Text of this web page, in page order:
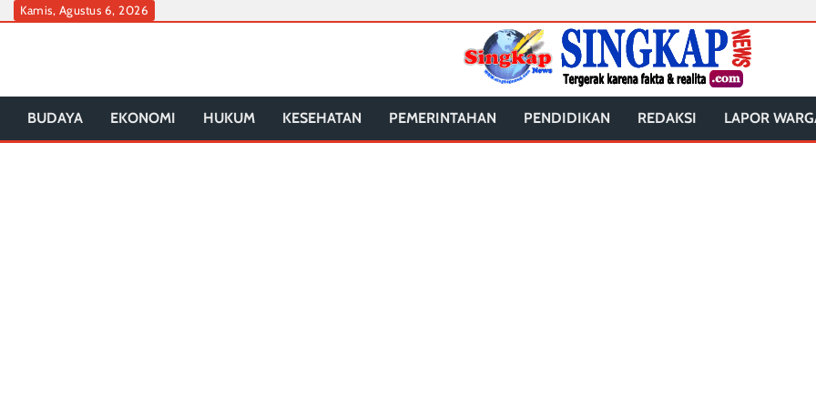
SkipKamis, Agustus 6, 2026
BUDAYA EKONOMI HUKUM KESEHATAN PEMERINTAHAN PENDIDIKAN REDAKSI LAPOR